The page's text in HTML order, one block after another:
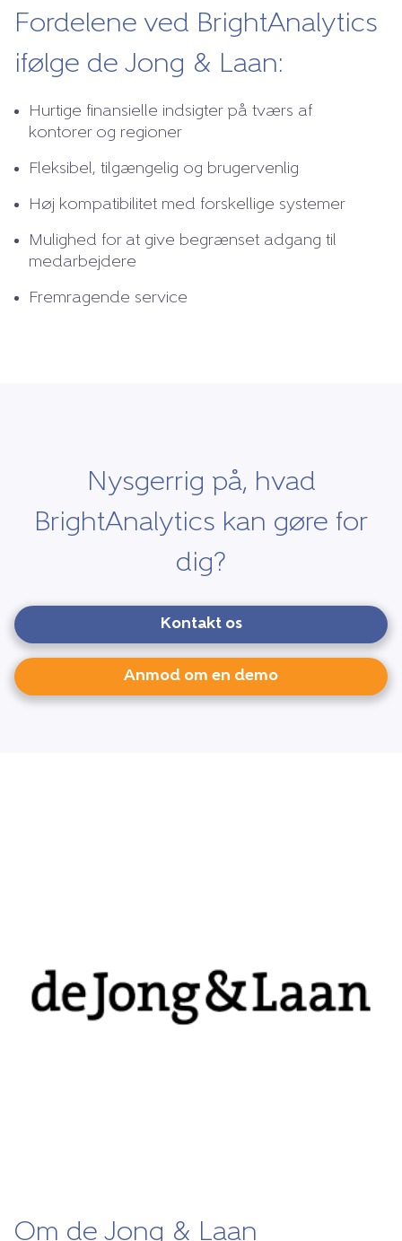
Fordelene ved BrightAnalytics
ifølge de Jong & Laan:
Hurtige finansielle indsigter på tværs af
kontorer og regioner
Fleksibel, tilgængelig og brugervenlig
Høj kompatibilitet med forskellige systemer
Mulighed for at give begrænset adgang til
medarbejdere
Fremragende service
Nysgerrig på, hvad
BrightAnalytics kan gøre for
dig?
Kontakt os
Anmod om en demo
Om de Jong & Laan